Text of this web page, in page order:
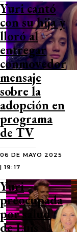
Yuri cantó
con su hija y
lloró al
entregar
conmovedor
mensaje
sobre la
adopción en
programa
de TV
06 DE MAYO 2025
| 19:17
Yuri
preocupada
por salud
de Luis